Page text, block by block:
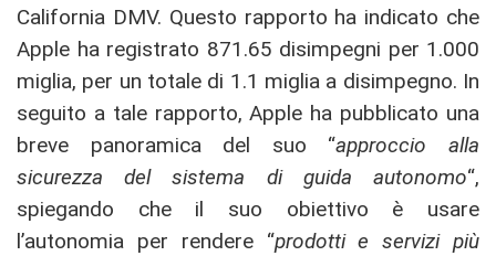
California DMV. Questo rapporto ha indicato che
Apple ha registrato 871.65 disimpegni per 1.000
miglia, per un totale di 1.1 miglia a disimpegno. In
seguito a tale rapporto, Apple ha pubblicato una
breve panoramica del suo “approccio alla
sicurezza del sistema di guida autonomo“,
spiegando che il suo obiettivo è usare
l’autonomia per rendere “prodotti e servizi più